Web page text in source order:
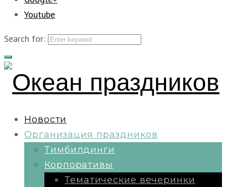
Youtube
Search for:
Новости
Организация праздников
Тимбилдинги
Корпоративы
Тематические вечеринки